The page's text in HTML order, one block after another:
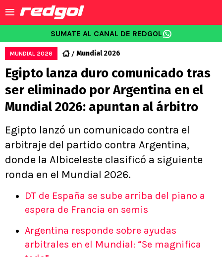
SUMATE AL CANAL DE REDGOL
MUNDIAL 2026 Mundial 2026
Egipto lanza duro comunicado tras
ser eliminado por Argentina en el
Mundial 2026: apuntan al árbitro
Egipto lanzó un comunicado contra el
arbitraje del partido contra Argentina,
donde la Albiceleste clasificó a siguiente
ronda en el Mundial 2026.
DT de España se sube arriba del piano a
espera de Francia en semis
Argentina responde sobre ayudas
arbitrales en el Mundial: “Se magnifica